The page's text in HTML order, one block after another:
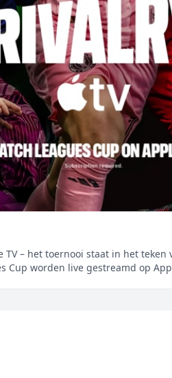
– het toernooi staat in het
worden live gestreamd op